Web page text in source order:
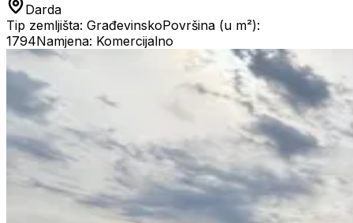
Darda
Tip zemljišta: GrađevinskoPovršina (u m²):
1794Namjena: Komercijalno